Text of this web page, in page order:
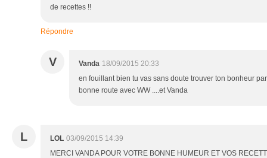
de recettes !!
Répondre
V Vanda 18/09/2015 20:33
en fouillant bien tu vas sans doute trouver ton bonheur
bonne route avec WW ....et Vanda
L LOL 03/09/2015 14:39
MERCI VANDA POUR VOTRE BONNE HUMEUR ET VOS